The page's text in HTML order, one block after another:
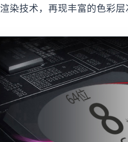
染技术，再现丰富的色彩层